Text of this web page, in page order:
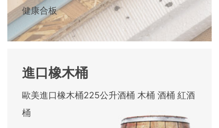
健康合板
進口橡木桶
歐美進口橡木桶225公升酒桶 木桶 酒桶 紅酒
桶